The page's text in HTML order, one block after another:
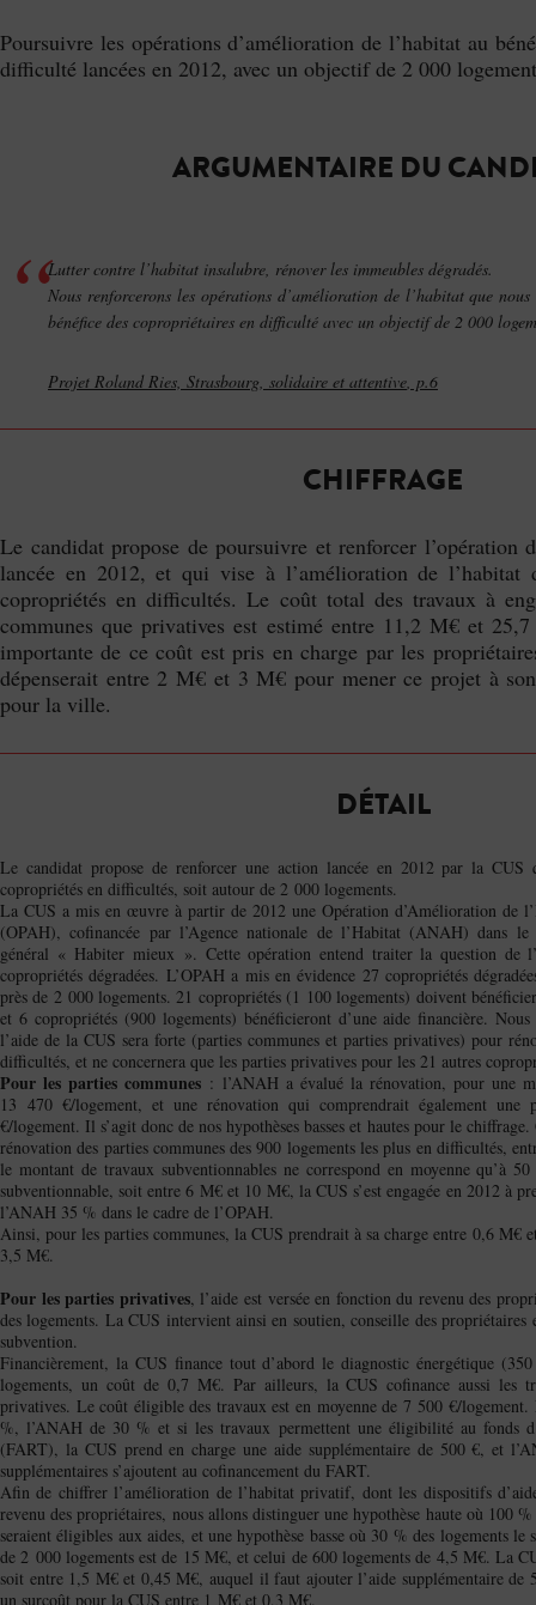
Poursuivre les opérations d’amélioration de l’habitat au
difficulté lancées en 2012, avec un objectif de 2 000
ARGUMENTAIRE DU
Lutter contre l’habitat insalubre, rénover les immeubles dégradés.
Nous renforcerons les opérations d’amélioration de l’habitat que
bénéfice des copropriétaires en difficulté avec un objectif de 2 000
Projet Roland Ries, Strasbourg, solidaire et attentive, p.6
CHIFFRAGE
Le candidat propose de poursuivre et renforcer l’opération
lancée en 2012, et qui vise à l’amélioration de l’habitat
copropriétés en difficultés. Le coût total des travaux à
communes que privatives est estimé entre 11,2 M€ et
importante de ce coût est pris en charge par les
dépenserait entre 2 M€ et 3 M€ pour mener ce projet à
pour la ville.
DÉTAIL
Le candidat propose de renforcer une action lancée en 2012 par la
copropriétés en difficultés, soit autour de 2 000 logements.
La CUS a mis en œuvre à partir de 2012 une Opération d’Amélioration de
(OPAH), cofinancée par l’Agence nationale de l’Habitat (ANAH) dans le
général « Habiter mieux ». Cette opération entend traiter la question de
copropriétés dégradées. L’OPAH a mis en évidence 27 copropriétés
près de 2 000 logements. 21 copropriétés (1 100 logements) doivent
et 6 copropriétés (900 logements) bénéficieront d’une aide financière.
l’aide de la CUS sera forte (parties communes et parties privatives) pour
difficultés, et ne concernera que les parties privatives pour les 21 autres
Pour les parties communes : l’ANAH a évalué la rénovation, pour une
13 470 €/logement, et une rénovation qui comprendrait également une
€/logement. Il s’agit donc de nos hypothèses basses et hautes pour le
rénovation des parties communes des 900 logements les plus en difficultés,
le montant de travaux subventionnables ne correspond en moyenne qu’à
subventionnable, soit entre 6 M€ et 10 M€, la CUS s’est engagée en 2012 à
l’ANAH 35 % dans le cadre de l’OPAH.
Ainsi, pour les parties communes, la CUS prendrait à sa charge entre 0,6 M€
3,5 M€.
Pour les parties privatives, l’aide est versée en fonction du revenu des
des logements. La CUS intervient ainsi en soutien, conseille des propriétaires
subvention.
Financièrement, la CUS finance tout d’abord le diagnostic énergétique
logements, un coût de 0,7 M€. Par ailleurs, la CUS cofinance aussi les
privatives. Le coût éligible des travaux est en moyenne de 7 500 €/
%, l’ANAH de 30 % et si les travaux permettent une éligibilité au fonds
(FART), la CUS prend en charge une aide supplémentaire de 500 €, et
supplémentaires s’ajoutent au cofinancement du FART.
Afin de chiffrer l’amélioration de l’habitat privatif, dont les dispositifs
revenu des propriétaires, nous allons distinguer une hypothèse haute où 100
seraient éligibles aux aides, et une hypothèse basse où 30 % des logements
de 2 000 logements est de 15 M€, et celui de 600 logements de 4,5 M€. La
soit entre 1,5 M€ et 0,45 M€, auquel il faut ajouter l’aide supplémentaire de
un surcoût pour la CUS entre 1 M€ et 0,3 M€.